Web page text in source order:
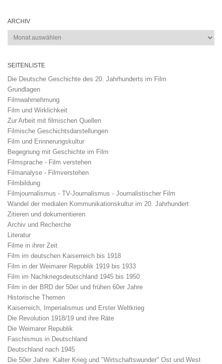
ARCHIV
Archiv
SEITENLISTE
Die Deutsche Geschichte des 20. Jahrhunderts im Film
Grundlagen
Filmwahrnehmung
Film und Wirklichkeit
Zur Arbeit mit filmischen Quellen
Filmische Geschichtsdarstellungen
Film und Erinnerungskultur
Begegnung mit Geschichte im Film
Filmsprache - Film verstehen
Filmanalyse - Filmverstehen
Filmbildung
Filmjournalismus - TV-Journalismus - Journalistischer Film
Wandel der medialen Kommunikationskultur im 20. Jahrhundert
Zitieren und dokumentieren
Archiv und Recherche
Literatur
Filme in ihrer Zeit
Film im deutschen Kaiserreich bis 1918
Film in der Weimarer Republik 1919 bis 1933
Film im Nachkriegsdeutschland 1945 bis 1950
Film in der BRD der 50er und frühen 60er Jahre
Historische Themen
Kaiserreich, Imperialismus und Erster Weltkrieg
Die Revolution 1918/19 und ihre Räte
Die Weimarer Republik
Faschismus in Deutschland
Deutschland nach 1945
Die 50er Jahre: Kalter Krieg und "Wirtschaftswunder" Ost und West